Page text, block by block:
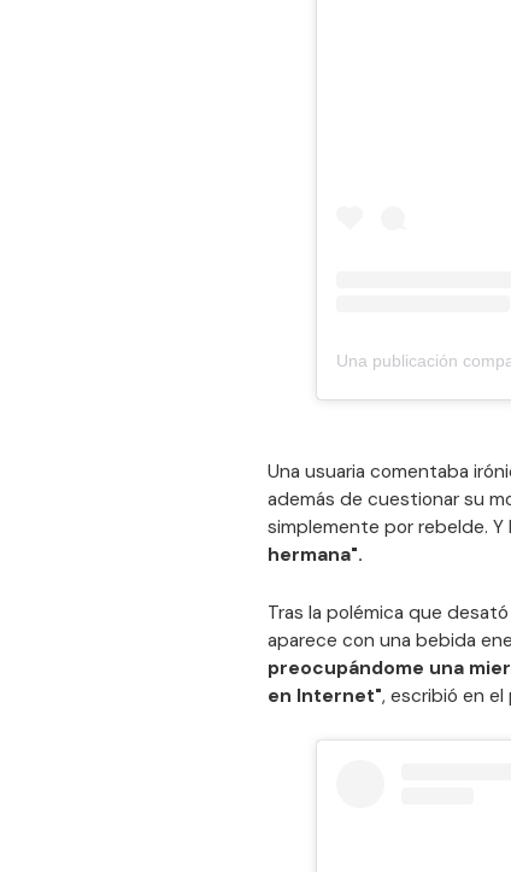
Una publicación
Una usuaria comentaba
además de cuestionar su
simplemente por rebelde. Y
hermana".
Tras la polémica que
aparece con una bebida
preocupándome una
en Internet", escribió en el